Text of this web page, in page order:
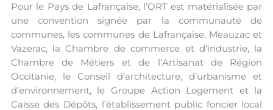
Pour le Pays de Lafrançaise, l’ORT est matérialisée par
une convention signée par la communauté de
communes, les communes de Lafrançaise, Meauzac et
Vazerac, la Chambre de commerce et d’industrie, la
Chambre de Métiers et de l’Artisanat de Région
Occitanie, le Conseil d’architecture, d’urbanisme et
d’environnement, le Groupe Action Logement et la
Caisse des Dépôts, l’établissement public foncier local